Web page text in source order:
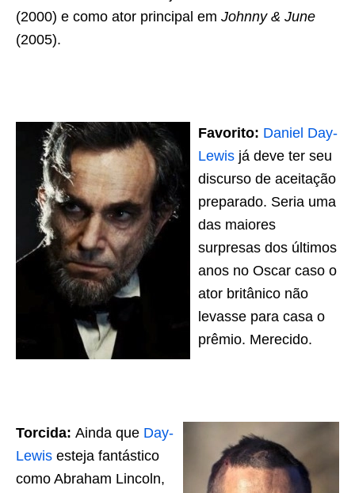
(2000) e como ator principal em Johnny & June
(2005).
Favorito: Daniel Day-
Lewis já deve ter seu
discurso de aceitação
preparado. Seria uma
das maiores
surpresas dos últimos
anos no Oscar caso o
ator britânico não
levasse para casa o
prêmio. Merecido.
Torcida: Ainda que Day-
Lewis esteja fantástico
como Abraham Lincoln,